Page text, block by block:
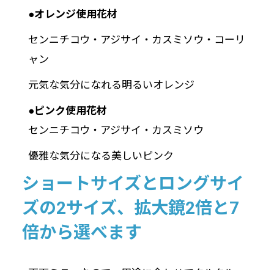
●オレンジ使用花材
センニチコウ・アジサイ・カスミソウ・コーリ
ャン
元気な気分になれる明るいオレンジ
●ピンク使用花材
センニチコウ・アジサイ・カスミソウ
優雅な気分になる美しいピンク
ショートサイズとロングサイ
ズの2サイズ、拡大鏡2倍と7
倍から選べます